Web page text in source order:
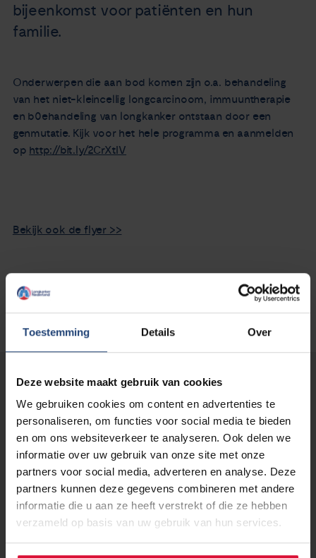
Toestemming Details Over
Deze website maakt gebruik van cookies
We gebruiken cookies om content en advertenties te
personaliseren, om functies voor social media te bieden
en om ons websiteverkeer te analyseren. Ook delen we
informatie over uw gebruik van onze site met onze
partners voor social media, adverteren en analyse. Deze
partners kunnen deze gegevens combineren met andere
informatie die u aan ze heeft verstrekt of die ze hebben
verzameld op basis van uw gebruik van hun services.
Over ons
Contact
bijeenkomst voor patiënten en hun
familie.
Onderwerpen die aan bod komen zijn o.a. behandeling
van het niet-kleincellig longcarcinoom, immuuntherapie
en b0ehandeling van longkanker ontstaan door een
genmutatie. Kijk voor het hele programma en aanmelden
op http://bit.ly/2CrXtIV
Bekijk ook de flyer >>
Lees verder...
19 maart 2019
Filmmaker Ismaël Lotz hoorde vorig
jaar dat hij longkanker heeft. Hij
vertelt zijn 'Spookgedachten'